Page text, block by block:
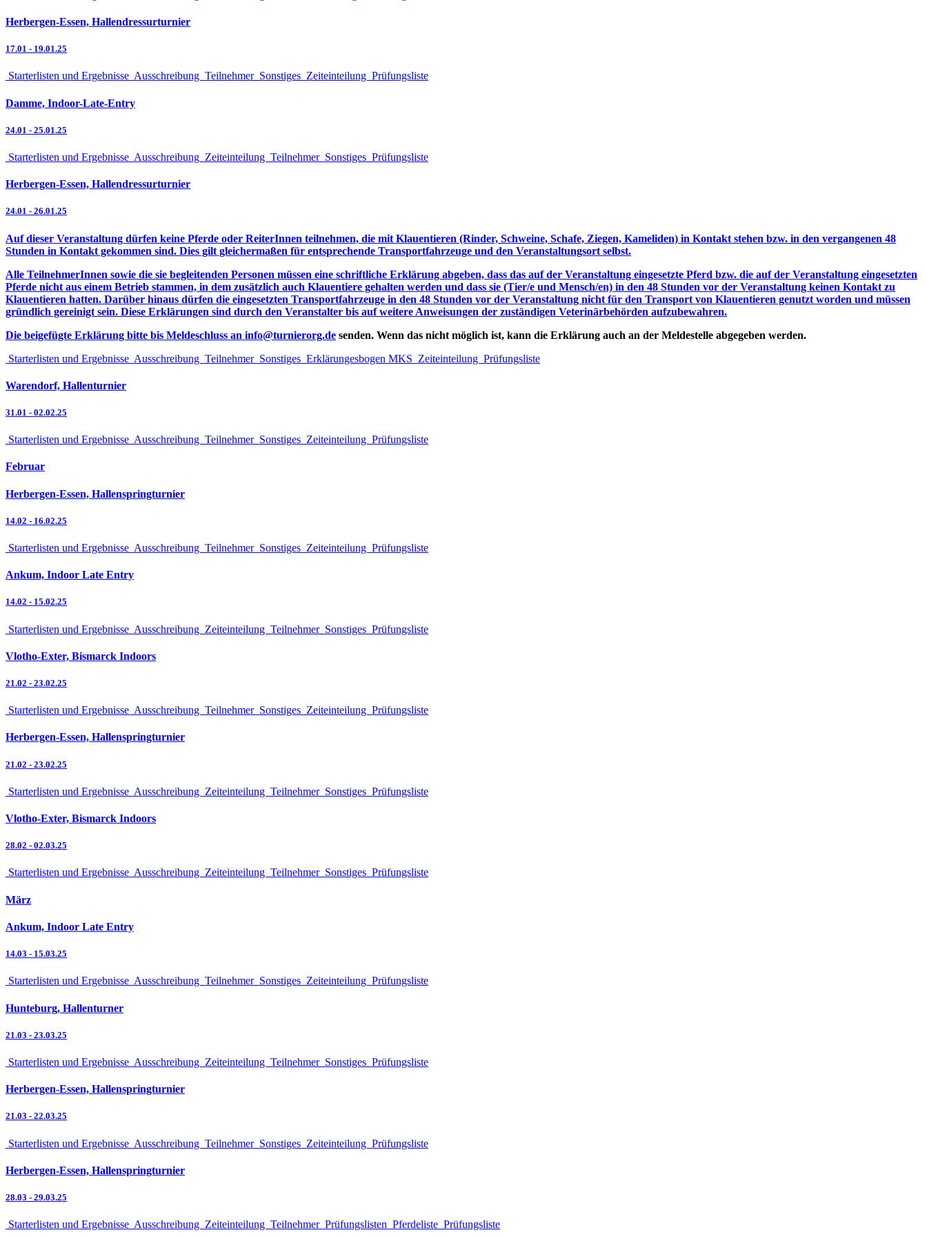
Herbergen-Essen, Hallendressurturnier
17.01 - 19.01.25
Starterlisten und Ergebnisse Ausschreibung Teilnehmer Sonstiges Zeiteinteilung Prüfungsliste
Damme, Indoor-Late-Entry
24.01 - 25.01.25
Starterlisten und Ergebnisse Ausschreibung Zeiteinteilung Teilnehmer Sonstiges Prüfungsliste
Herbergen-Essen, Hallendressurturnier
24.01 - 26.01.25
Auf dieser Veranstaltung dürfen keine Pferde oder ReiterInnen teilnehmen, die mit Klauentieren (Rinder, Schweine, Schafe, Ziegen, Kameliden) in Kontakt stehen bzw. in den vergangenen 48
Stunden in Kontakt gekommen sind. Dies gilt gleichermaßen für entsprechende Transportfahrzeuge und den Veranstaltungsort selbst.
Alle TeilnehmerInnen sowie die sie begleitenden Personen müssen eine schriftliche Erklärung abgeben, dass das auf der Veranstaltung eingesetzte Pferd bzw. die auf der Veranstaltung eingesetzten
Pferde nicht aus einem Betrieb stammen, in dem zusätzlich auch Klauentiere gehalten werden und dass sie (Tier/e und Mensch/en) in den 48 Stunden vor der Veranstaltung keinen Kontakt zu
Klauentieren hatten. Darüber hinaus dürfen die eingesetzten Transportfahrzeuge in den 48 Stunden vor der Veranstaltung nicht für den Transport von Klauentieren genutzt worden und müssen
gründlich gereinigt sein. Diese Erklärungen sind durch den Veranstalter bis auf weitere Anweisungen der zuständigen Veterinärbehörden aufzubewahren.
Die beigefügte Erklärung bitte bis Meldeschluss an info@turnierorg.de senden. Wenn das nicht möglich ist, kann die Erklärung auch an der Meldestelle abgegeben werden.
Starterlisten und Ergebnisse Ausschreibung Teilnehmer Sonstiges Erklärungesbogen MKS Zeiteinteilung Prüfungsliste
Warendorf, Hallenturnier
31.01 - 02.02.25
Starterlisten und Ergebnisse Ausschreibung Teilnehmer Sonstiges Zeiteinteilung Prüfungsliste
Februar
Herbergen-Essen, Hallenspringturnier
14.02 - 16.02.25
Starterlisten und Ergebnisse Ausschreibung Teilnehmer Sonstiges Zeiteinteilung Prüfungsliste
Ankum, Indoor Late Entry
14.02 - 15.02.25
Starterlisten und Ergebnisse Ausschreibung Zeiteinteilung Teilnehmer Sonstiges Prüfungsliste
Vlotho-Exter, Bismarck Indoors
21.02 - 23.02.25
Starterlisten und Ergebnisse Ausschreibung Teilnehmer Sonstiges Zeiteinteilung Prüfungsliste
Herbergen-Essen, Hallenspringturnier
21.02 - 23.02.25
Starterlisten und Ergebnisse Ausschreibung Zeiteinteilung Teilnehmer Sonstiges Prüfungsliste
Vlotho-Exter, Bismarck Indoors
28.02 - 02.03.25
Starterlisten und Ergebnisse Ausschreibung Zeiteinteilung Teilnehmer Sonstiges Prüfungsliste
März
Ankum, Indoor Late Entry
14.03 - 15.03.25
Starterlisten und Ergebnisse Ausschreibung Teilnehmer Sonstiges Zeiteinteilung Prüfungsliste
Hunteburg, Hallenturner
21.03 - 23.03.25
Starterlisten und Ergebnisse Ausschreibung Zeiteinteilung Teilnehmer Sonstiges Prüfungsliste
Herbergen-Essen, Hallenspringturnier
21.03 - 22.03.25
Starterlisten und Ergebnisse Ausschreibung Teilnehmer Sonstiges Zeiteinteilung Prüfungsliste
Herbergen-Essen, Hallenspringturnier
28.03 - 29.03.25
Starterlisten und Ergebnisse Ausschreibung Zeiteinteilung Teilnehmer Prüfungslisten Pferdeliste Prüfungsliste